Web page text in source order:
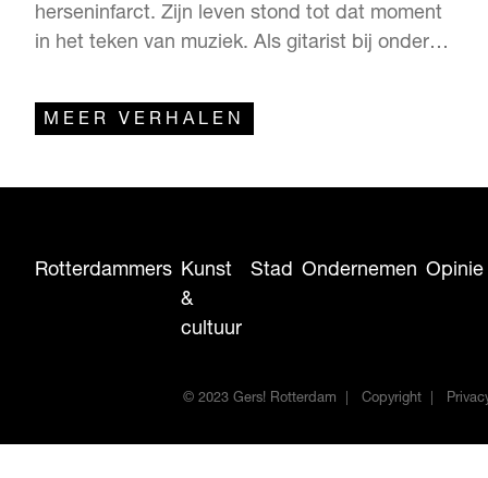
herseninfarct. Zijn leven stond tot dat moment
in het teken van muziek. Als gitarist bij onder
behoorde hij tot de top van de Nederlandse
muziekindustrie. Die fatale dag in mei 2007
MEER VERHALEN
Rotterdammers Kunst
&
cultuur
Stad Ondernemen Opinie
© 2023 Gers! Rotterdam Copyright